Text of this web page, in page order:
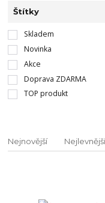
Štítky
Skladem
Novinka
Akce
Doprava ZDARMA
TOP produkt
Nejnovější